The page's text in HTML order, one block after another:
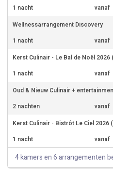
1 nacht
vanaf
Wellnessarrangement Discovery
1 nacht
vanaf
Kerst Culinair - Le Bal de Noël 2026
1 nacht
vanaf
Oud & Nieuw Culinair +
2 nachten
vanaf
Kerst Culinair - Bistrôt Le Ciel 2026
1 nacht
vanaf
4 kamers en 6 arrangementen